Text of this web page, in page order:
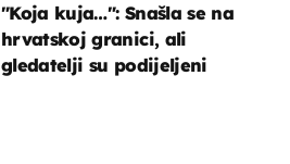
"Koja kuja…": Snašla se na
hrvatskoj granici, ali
gledatelji su podijeljeni